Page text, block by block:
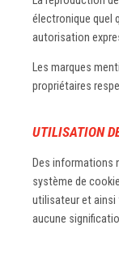
électronique quel
autorisation
Les marques
propriétaires
UTILISATION
Des informations
système de
utilisateur et ainsi
aucune